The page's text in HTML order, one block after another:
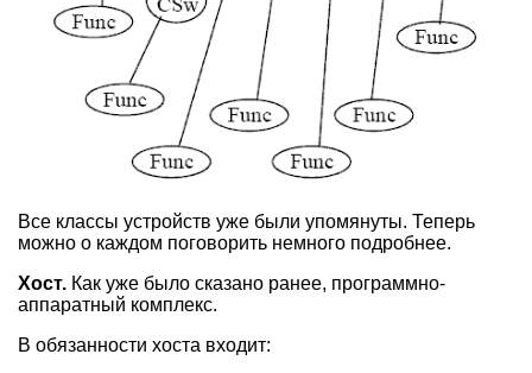
Все классы устройств уже были упомянуты. Теперь
можно о каждом поговорить немного подробнее.
Хост. Как уже было сказано ранее, программно-
аппаратный комплекс.
В обязанности хоста входит: